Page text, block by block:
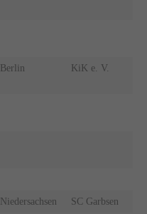
Berlin KiK e. V.
Niedersachsen SC Garbsen